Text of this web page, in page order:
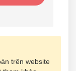
trên website